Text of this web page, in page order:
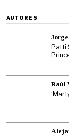
AUTORES
Patti
Raúl